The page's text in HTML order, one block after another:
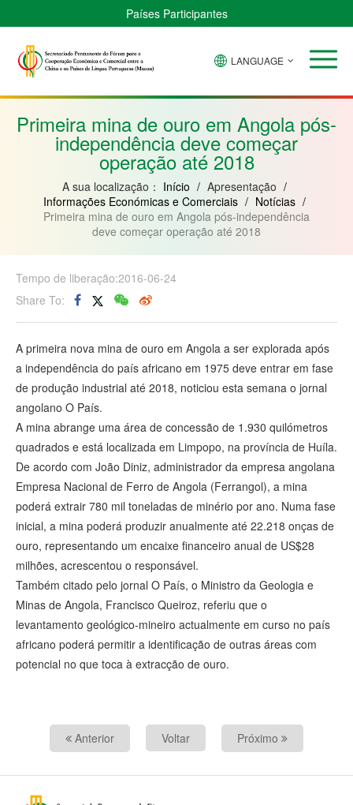
Países Participantes
Verde
Bissau
Guiné
Moçambique
LANGUAGE
Primeira mina de ouro em Angola pós-
independência deve começar
operação até 2018
A sua localização： Início / Apresentação /
Informações Económicas e Comerciais / Notícias /
Primeira mina de ouro em Angola pós-independência
deve começar operação até 2018
Tempo de liberação:2016-06-24
Share To:
A primeira nova mina de ouro em Angola a ser explorada após
a independência do país africano em 1975 deve entrar em fase
de produção industrial até 2018, noticiou esta semana o jornal
angolano O País.
A mina abrange uma área de concessão de 1.930 quilómetros
quadrados e está localizada em Limpopo, na província de Huíla.
De acordo com João Diniz, administrador da empresa angolana
Empresa Nacional de Ferro de Angola (Ferrangol), a mina
poderá extrair 780 mil toneladas de minério por ano. Numa fase
inicial, a mina poderá produzir anualmente até 22.218 onças de
ouro, representando um encaixe financeiro anual de US$28
milhões, acrescentou o responsável.
Também citado pelo jornal O País, o Ministro da Geologia e
Minas de Angola, Francisco Queiroz, referiu que o
levantamento geológico-mineiro actualmente em curso no país
africano poderá permitir a identificação de outras áreas com
potencial no que toca à extracção de ouro.
Anterior Voltar Próximo